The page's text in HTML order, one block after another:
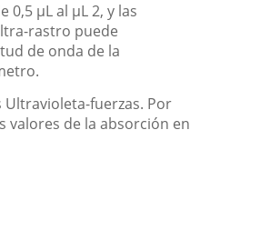
μL al μL 2, y las
rastro puede
de onda de la
fuerzas. Por
valores de la absorción en